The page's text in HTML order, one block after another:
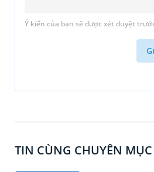
Ý kiến của bạn sẽ được xét duyệt
TIN CÙNG CHUYÊN MỤC